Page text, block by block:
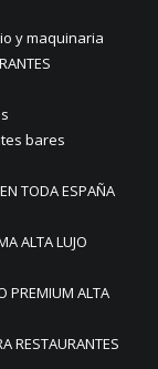
y maquinaria
bares
TODA ESPAÑA
ALTA LUJO
PREMIUM ALTA
RESTAURANTES